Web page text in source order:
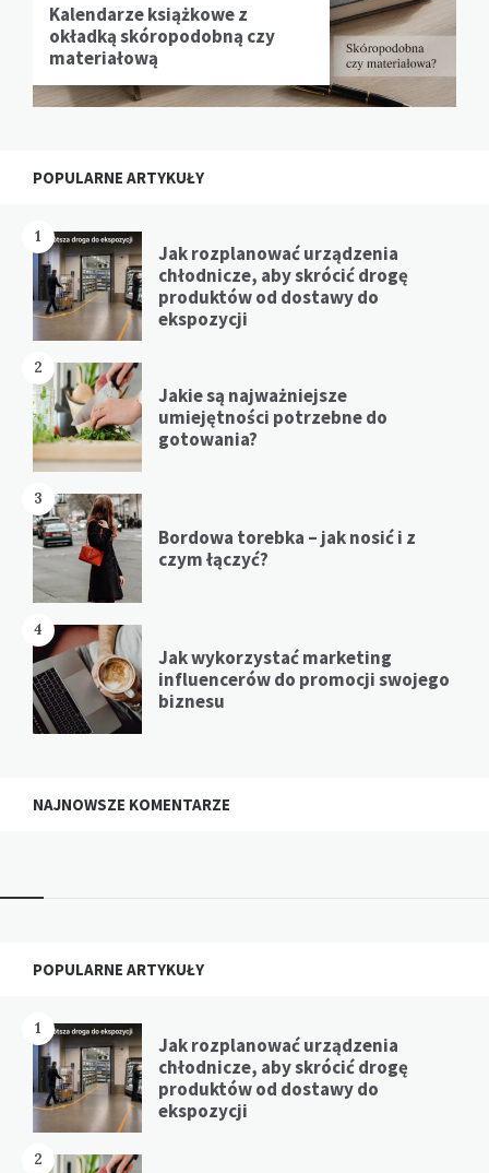
Kalendarze książkowe z
okładką skóropodobną czy
materiałową
POPULARNE ARTYKUŁY
1
Jak rozplanować urządzenia
chłodnicze, aby skrócić drogę
produktów od dostawy do
ekspozycji
2
Jakie są najważniejsze
umiejętności potrzebne do
gotowania?
3
Bordowa torebka – jak nosić i z
czym łączyć?
4
Jak wykorzystać marketing
influencerów do promocji swojego
biznesu
NAJNOWSZE KOMENTARZE
Widgets
POPULARNE ARTYKUŁY
1
Jak rozplanować urządzenia
chłodnicze, aby skrócić drogę
produktów od dostawy do
ekspozycji
2